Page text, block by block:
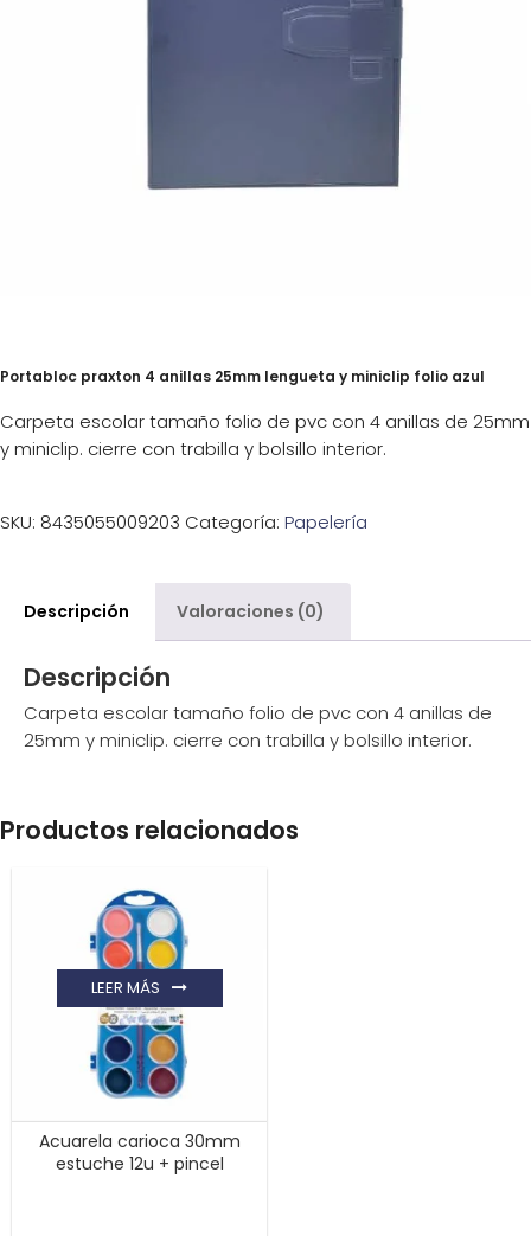
Portabloc praxton 4 anillas 25mm lengueta y miniclip folio azul
Carpeta escolar tamaño folio de pvc con 4 anillas de 25mm
y miniclip. cierre con trabilla y bolsillo interior.
SKU: 8435055009203 Categoría: Papelería
Descripción Valoraciones (0)
Descripción
Carpeta escolar tamaño folio de pvc con 4 anillas de
25mm y miniclip. cierre con trabilla y bolsillo interior.
Productos relacionados
Acuarela carioca 30mm
estuche 12u + pincel
LEER MÁS